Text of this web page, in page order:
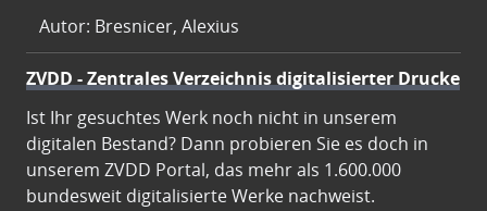
Autor: Bresnicer, Alexius
ZVDD - Zentrales Verzeichnis digitalisierter Drucke
Ist Ihr gesuchtes Werk noch nicht in unserem
digitalen Bestand? Dann probieren Sie es doch in
unserem ZVDD Portal, das mehr als 1.600.000
bundesweit digitalisierte Werke nachweist.